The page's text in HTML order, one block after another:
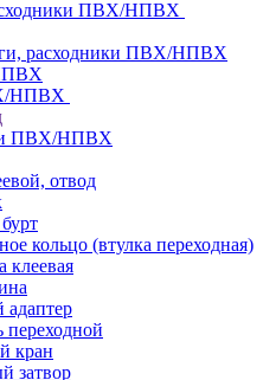
ПВХ/НПВХ
расходники ПВХ/НПВХ
НПВХ
ПВХ/НПВХ
отвод
кольцо (втулка переходная)
клеевая
адаптер
кран
затвор